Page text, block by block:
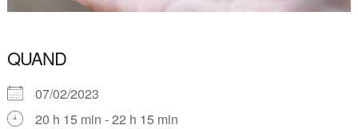
QUAND
07/02/2023
20 h 15 min - 22 h 15 min